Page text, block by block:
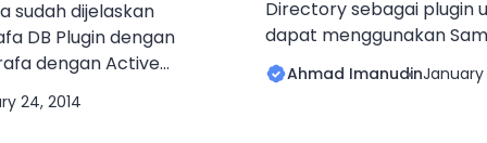
sudah dijelaskan
DB Plugin dengan
dengan Active
bedanya dengan
Zarafa DB Plugin
24, 2014
Directory sebagai plugin
dapat menggunakan
penggantinya.
sudah terinstall dengan
Ahmad ImanudinJanuary